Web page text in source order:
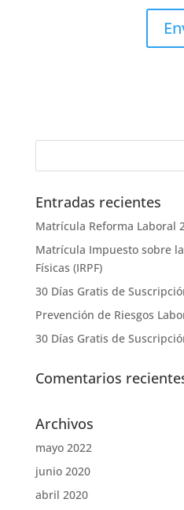
Entradas recientes
Matrícula Reforma Laboral
Matrícula Impuesto sobre
Físicas (IRPF)
30 Días Gratis de
Prevención de Riesgos
30 Días Gratis de
Comentarios
Archivos
mayo 2022
junio 2020
abril 2020